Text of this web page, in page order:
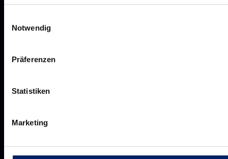
Notwendig
Präferenzen
Statistiken
Marketing
Historie